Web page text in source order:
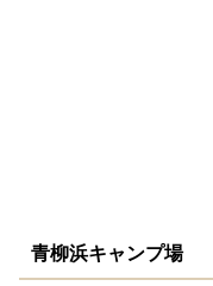
青柳浜キャンプ場